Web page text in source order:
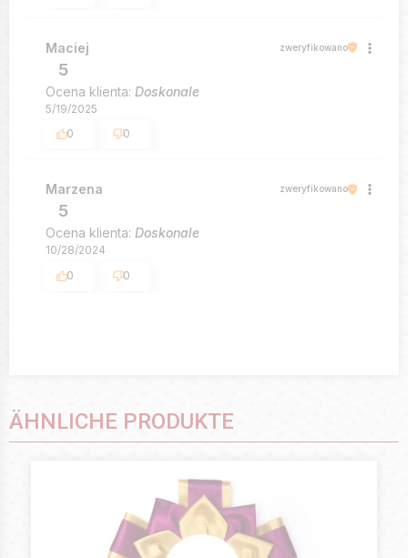
Maciej zweryfikowano
5
Ocena klienta: Doskonale
5/19/2025
0
0
Marzena zweryfikowano
5
Ocena klienta: Doskonale
10/28/2024
0
0
ÄHNLICHE PRODUKTE